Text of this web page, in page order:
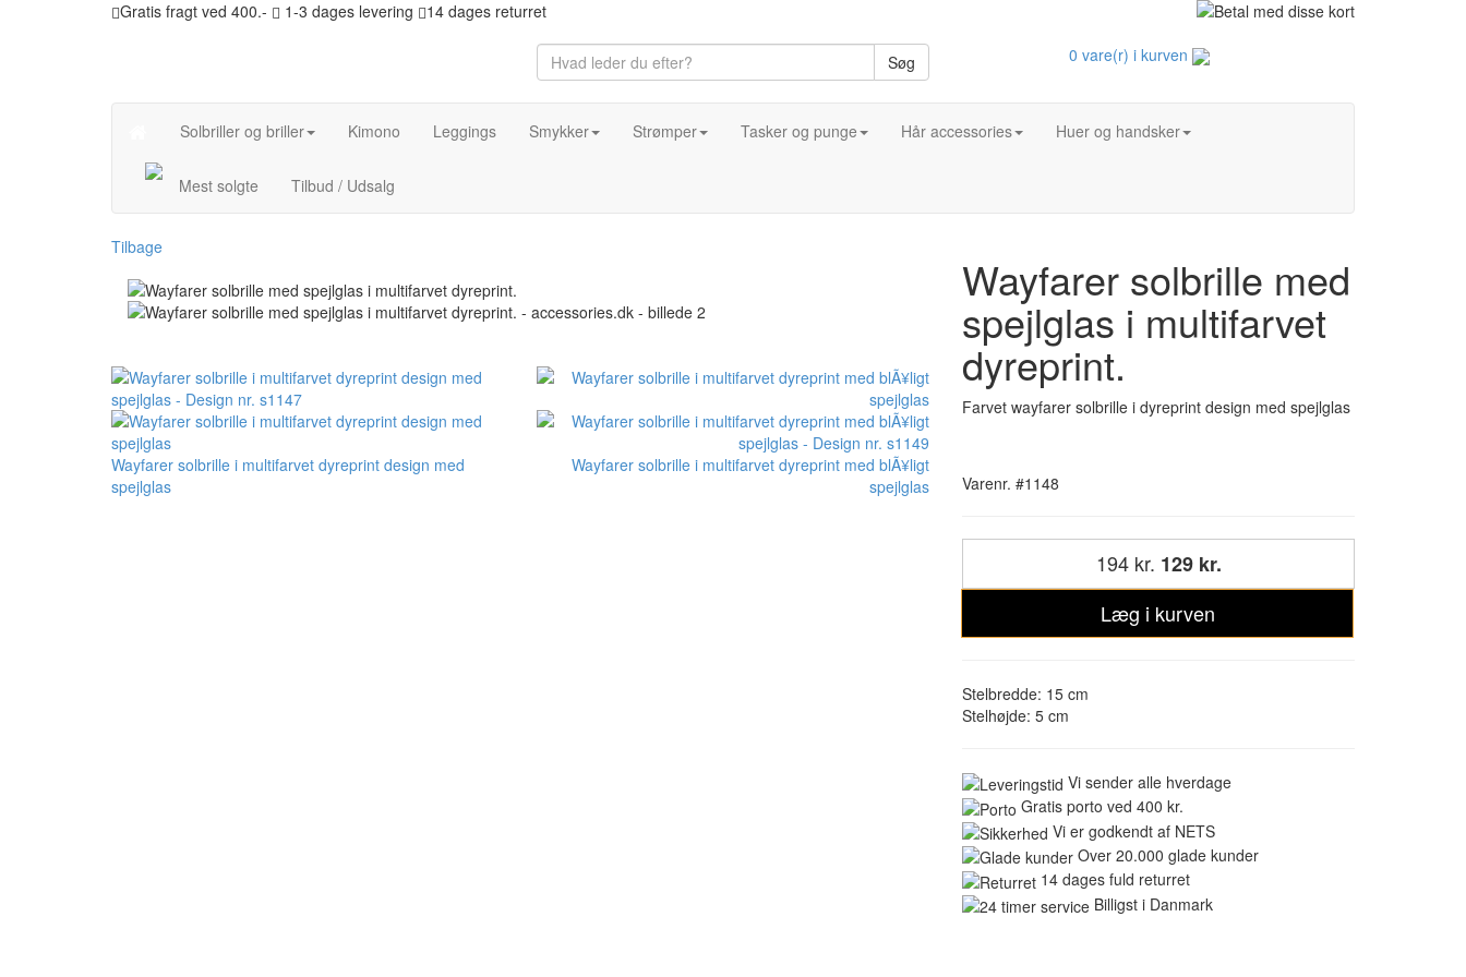
Gratis fragt ved 400.- 1-3 dages levering 14 dages returret
Søg 0 vare(r) i kurven
Solbriller og briller Kimono Leggings Smykker Strømper Tasker og punge Hår accessories Huer og handsker
Mest solgte Tilbud / Udsalg
Tilbage
Wayfarer solbrille i multifarvet dyreprint design med
spejlglas
Wayfarer solbrille i multifarvet dyreprint med blÃ¥ligt
spejlglas
Wayfarer solbrille med
spejlglas i multifarvet
dyreprint.
Farvet wayfarer solbrille i dyreprint design med spejlglas
Varenr. #1148
194 kr. 129 kr.
Læg i kurven
Stelbredde: 15 cm
Stelhøjde: 5 cm
Vi sender alle hverdage
Gratis porto ved 400 kr.
Vi er godkendt af NETS
Over 20.000 glade kunder
14 dages fuld returret
Billigst i Danmark